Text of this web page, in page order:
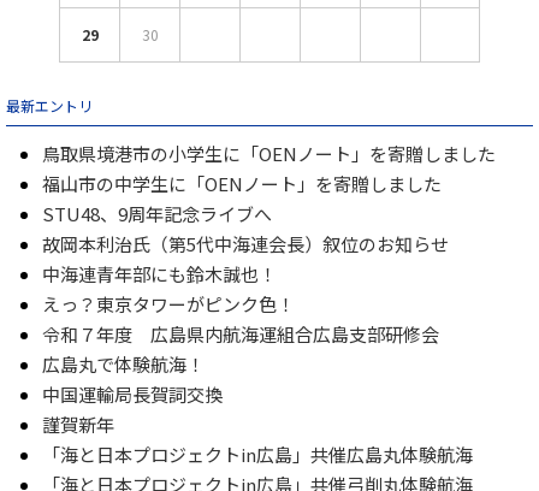
29 30
最新エントリ
鳥取県境港市の小学生に「OENノート」を寄贈しました
福山市の中学生に「OENノート」を寄贈しました
STU48、9周年記念ライブへ
故岡本利治氏（第5代中海連会長）叙位のお知らせ
中海連青年部にも鈴木誠也！
えっ？東京タワーがピンク色！
令和７年度 広島県内航海運組合広島支部研修会
広島丸で体験航海！
中国運輸局長賀詞交換
謹賀新年
「海と日本プロジェクトin広島」共催広島丸体験航海
「海と日本プロジェクトin広島」共催弓削丸体験航海